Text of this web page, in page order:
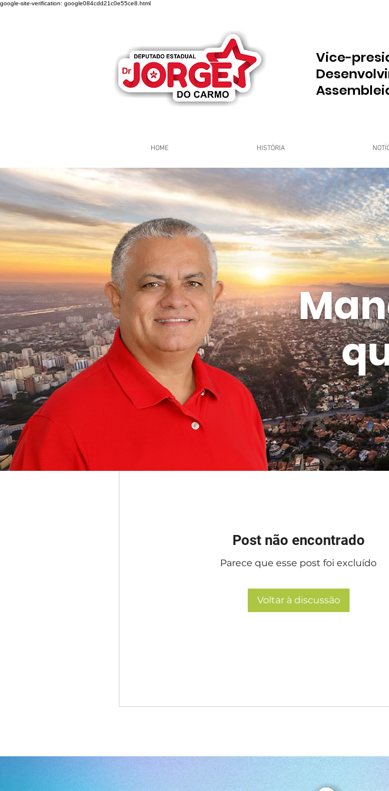
google-site-verification: google084cdd21c0e55ce8.html
Vice-
HOME HISTÓRIA
Página Inicial Grupo Dr. Jorge do Carmo
Grupo Dr. Jorge do Carmo
Público · 16 membros
Discussão Mídia Membros Sobre
Post não encontrado
Parece que esse post foi excluído
Voltar à discussão